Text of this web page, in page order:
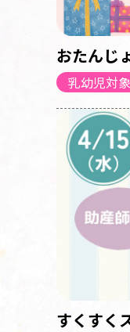
おたんじ
乳幼児対象
すくすく